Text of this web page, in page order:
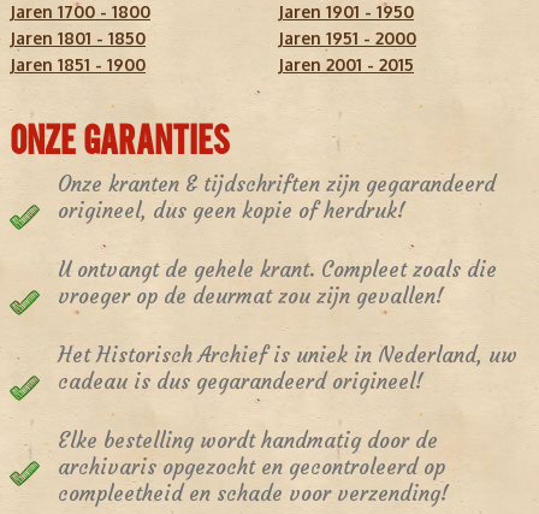
Jaren 1700 - 1800
Jaren 1801 - 1850
Jaren 1851 - 1900
Jaren 1901 - 1950
Jaren 1951 - 2000
Jaren 2001 - 2015
ONZE GARANTIES
Onze kranten & tijdschriften zijn gegarandeerd
origineel, dus geen kopie of herdruk!
U ontvangt de gehele krant. Compleet zoals die
vroeger op de deurmat zou zijn gevallen!
Het Historisch Archief is uniek in Nederland, uw
cadeau is dus gegarandeerd origineel!
Elke bestelling wordt handmatig door de
archivaris opgezocht en gecontroleerd op
compleetheid en schade voor verzending!